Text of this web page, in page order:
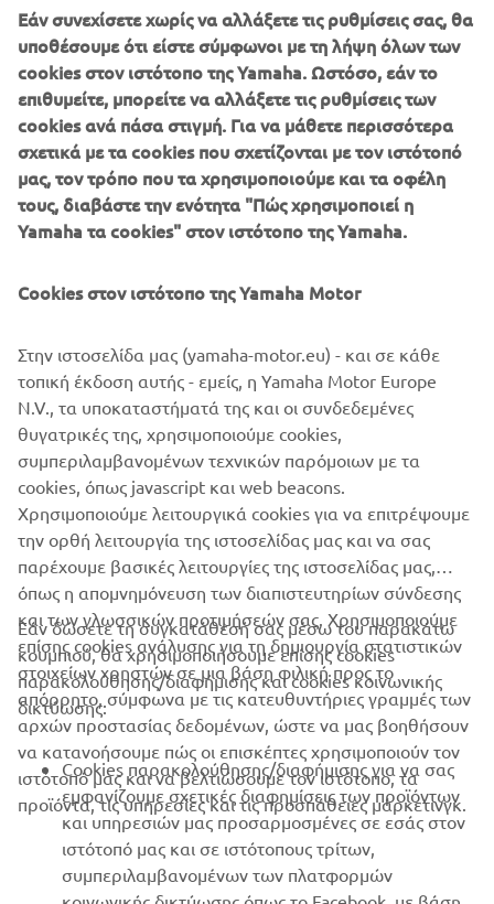
εμφάνιση και την αίσθηση της μοτοσυκλέτας.
Η μοτοσυκλέτα έκανε το ντεμπούτο της στο Wheels and
Waves του 2018 ως μια από τις έξι XSR700 που
συμμετείχαν στην ενέργεια Yard Built με θέμα το Back to
the Future της Yamaha. Η Ton-up Garage's Outrun έκανε
αισθητή την παρουσία της και κέρδισε στην κατηγορία
της, στον ιστορικό αγώνα Punk's Peak Race.
ΕΤΑΙΡΕΊΑ
B2B
ΠΕΡΙΣΣΌΤΕΡΑ YAMAHA
SUPPORT
Εάν συνεχίσετε χωρίς να αλλάξετε τις ρυθμίσεις σας, θα
υποθέσουμε ότι είστε σύμφωνοι με τη λήψη όλων των
cookies στον ιστότοπο της Yamaha. Ωστόσο, εάν το
επιθυμείτε, μπορείτε να αλλάξετε τις ρυθμίσεις των
cookies ανά πάσα στιγμή. Για να μάθετε περισσότερα
σχετικά με τα cookies που σχετίζονται με τον ιστότοπό
μας, τον τρόπο που τα χρησιμοποιούμε και τα οφέλη
τους, διαβάστε την ενότητα "Πώς χρησιμοποιεί η
Yamaha τα cookies" στον ιστότοπο της Yamaha.
Cookies στον ιστότοπο της Yamaha Motor
Στην ιστοσελίδα μας (yamaha-motor.eu) - και σε κάθε
τοπική έκδοση αυτής - εμείς, η Yamaha Motor Europe
N.V., τα υποκαταστήματά της και οι συνδεδεμένες
θυγατρικές της, χρησιμοποιούμε cookies,
συμπεριλαμβανομένων τεχνικών παρόμοιων με τα
cookies, όπως javascript και web beacons.
Χρησιμοποιούμε λειτουργικά cookies για να επιτρέψουμε
την ορθή λειτουργία της ιστοσελίδας μας και να σας
παρέχουμε βασικές λειτουργίες της ιστοσελίδας μας,
όπως η απομνημόνευση των διαπιστευτηρίων σύνδεσης
και των γλωσσικών προτιμήσεών σας. Χρησιμοποιούμε
επίσης cookies ανάλυσης για τη δημιουργία στατιστικών
στοιχείων χρηστών σε μια βάση φιλική προς το
απόρρητο, σύμφωνα με τις κατευθυντήριες γραμμές των
αρχών προστασίας δεδομένων, ώστε να μας βοηθήσουν
να κατανοήσουμε πώς οι επισκέπτες χρησιμοποιούν τον
ιστότοπό μας και να βελτιώσουμε τον ιστότοπο, τα
προϊόντα, τις υπηρεσίες και τις προσπάθειες μάρκετινγκ.
Εάν δώσετε τη συγκατάθεσή σας μέσω του παρακάτω
κουμπιού, θα χρησιμοποιήσουμε επίσης cookies
παρακολούθησης/διαφήμισης και cookies κοινωνικής
δικτύωσης:
Cookies παρακολούθησης/διαφήμισης για να σας
εμφανίζουμε σχετικές διαφημίσεις των προϊόντων
και υπηρεσιών μας προσαρμοσμένες σε εσάς στον
ιστότοπό μας και σε ιστότοπους τρίτων,
συμπεριλαμβανομένων των πλατφορμών